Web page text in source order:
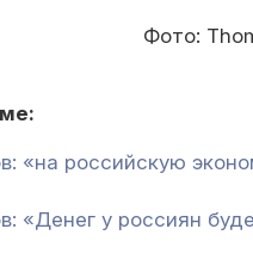
Фото:
«на российскую
«Денег у россиян